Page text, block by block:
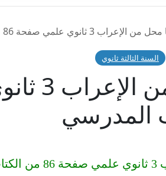
صفحة 86 من الكتاب المدرسي
السنة الثالثة ثانوي
المدرسي